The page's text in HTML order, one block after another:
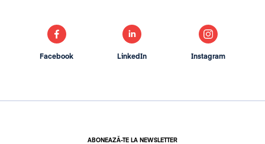
ABONEAZĂ-TE LA NEWSLETTER
Facebook LinkedIn Instagram